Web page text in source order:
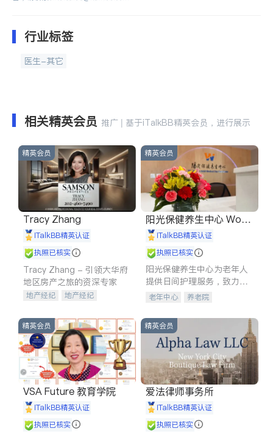
行业标签
医生-其它
相关精英会员 推广 | 基于iTalkBB精英会员，进行展示
精英会员
Tracy Zhang
iTalkBB精英认证
执照已核实
Tracy Zhang - 引领大华府
地区房产之旅的资深专家
地产经纪
地产经纪
商铺租售
开发商建商
精英会员
阳光保健养生中心 World
shine
iTalkBB精英认证
执照已核实
阳光保健养生中心为老年人
提供日间护理服务，致力于
通过持续的护理创新来有效
老年中心 养老院
精英会员
VSA Future 教育学院
iTalkBB精英认证
执照已核实
精英会员
爱法律师事务所
iTalkBB精英认证
执照已核实